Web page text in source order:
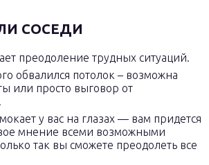
СОСЕДИ
преодоление трудных ситуаций.
обвалился потолок – возможна
или просто выговор от
у вас на глазах — вам придется
мнение всеми возможными
так вы сможете преодолеть все